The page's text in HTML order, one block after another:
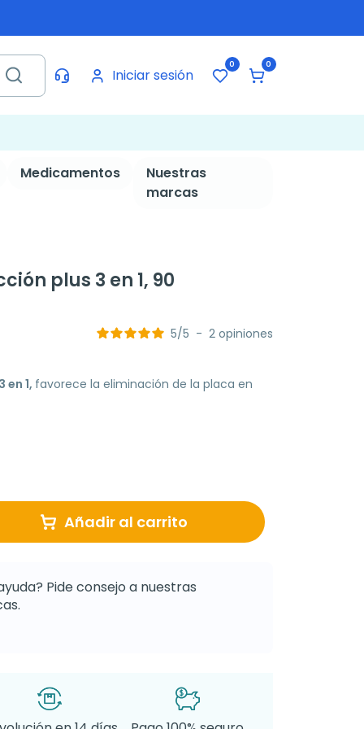
Iniciar sesión
0 0
Medicamentos
Nuestras
marcas
plus 3 en 1, 90
5/5 - 2 opiniones
1, favorece la eliminación de la placa en
Añadir al carrito
Pide consejo a nuestras